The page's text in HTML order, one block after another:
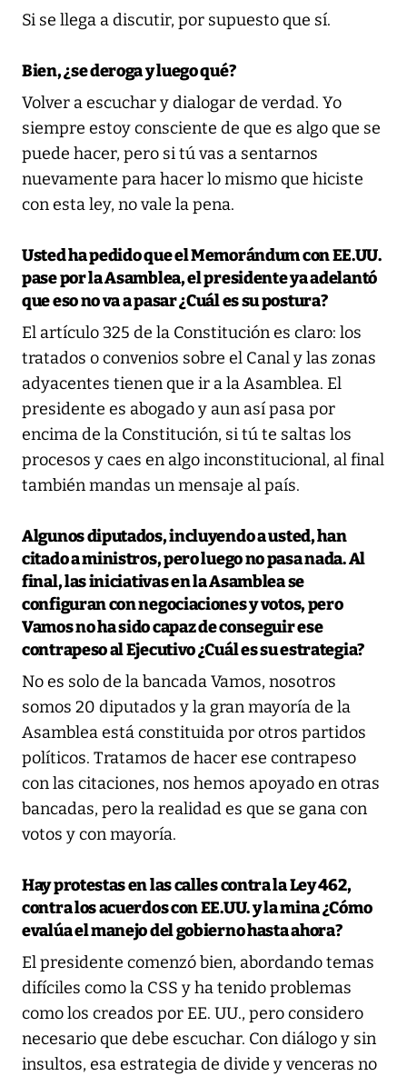
Si se llega a discutir, por supuesto que sí.
Bien, ¿se deroga y luego qué?
Volver a escuchar y dialogar de verdad. Yo
siempre estoy consciente de que es algo que se
puede hacer, pero si tú vas a sentarnos
nuevamente para hacer lo mismo que hiciste
con esta ley, no vale la pena.
Usted ha pedido que el Memorándum con EE.UU.
pase por la Asamblea, el presidente ya adelantó
que eso no va a pasar ¿Cuál es su postura?
El artículo 325 de la Constitución es claro: los
tratados o convenios sobre el Canal y las zonas
adyacentes tienen que ir a la Asamblea. El
presidente es abogado y aun así pasa por
encima de la Constitución, si tú te saltas los
procesos y caes en algo inconstitucional, al final
también mandas un mensaje al país.
Algunos diputados, incluyendo a usted, han
citado a ministros, pero luego no pasa nada. Al
final, las iniciativas en la Asamblea se
configuran con negociaciones y votos, pero
Vamos no ha sido capaz de conseguir ese
contrapeso al Ejecutivo ¿Cuál es su estrategia?
No es solo de la bancada Vamos, nosotros
somos 20 diputados y la gran mayoría de la
Asamblea está constituida por otros partidos
políticos. Tratamos de hacer ese contrapeso
con las citaciones, nos hemos apoyado en otras
bancadas, pero la realidad es que se gana con
votos y con mayoría.
Hay protestas en las calles contra la Ley 462,
contra los acuerdos con EE.UU. y la mina ¿Cómo
evalúa el manejo del gobierno hasta ahora?
El presidente comenzó bien, abordando temas
difíciles como la CSS y ha tenido problemas
como los creados por EE. UU., pero considero
necesario que debe escuchar. Con diálogo y sin
insultos, esa estrategia de divide y venceras no